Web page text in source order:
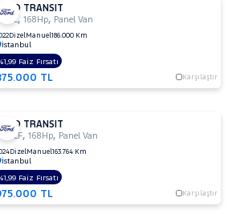
TRANSIT
L,168Hp, Panel Van
DizelManuel186.000 Km
İstanbul
TL Karşılaştır
Faiz Fırsatı
TRANSIT
LF,168Hp, Panel Van
DizelManuel163.764 Km
İstanbul
TL Karşılaştır
Faiz Fırsatı